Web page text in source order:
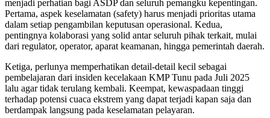
menjadi perhatian bagi ASDP dan seluruh pemangku kepentingan.
Pertama, aspek keselamatan (safety) harus menjadi prioritas utama
dalam setiap pengambilan keputusan operasional. Kedua,
pentingnya kolaborasi yang solid antar seluruh pihak terkait, mulai
dari regulator, operator, aparat keamanan, hingga pemerintah daerah.
Ketiga, perlunya memperhatikan detail-detail kecil sebagai
pembelajaran dari insiden kecelakaan KMP Tunu pada Juli 2025
lalu agar tidak terulang kembali. Keempat, kewaspadaan tinggi
terhadap potensi cuaca ekstrem yang dapat terjadi kapan saja dan
berdampak langsung pada keselamatan pelayaran.